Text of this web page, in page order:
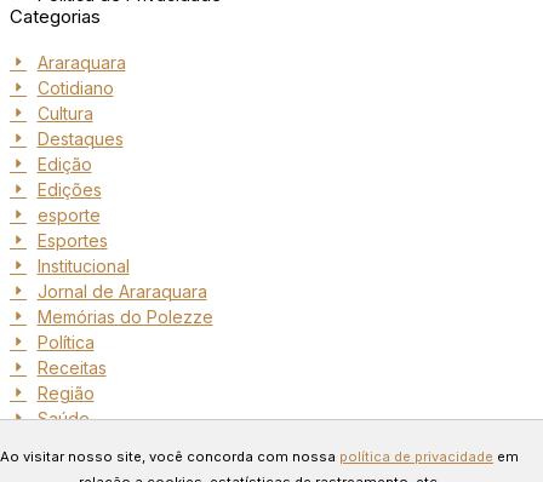
Categorias
Araraquara
Cotidiano
Cultura
Destaques
Edição
Edições
esporte
Esportes
Institucional
Jornal de Araraquara
Memórias do Polezze
Política
Receitas
Região
Saúde
Copyright © 2024 Todos os
Ao visitar nosso site, você concorda com nossa política de privacidade em